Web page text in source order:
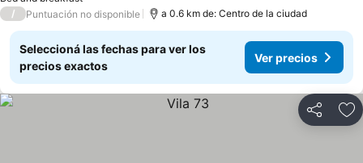
/ Puntuación no disponible a 0.6 km de: Centro de la ciudad
Seleccioná las fechas para ver los
precios exactos
Ver precios
Compartir